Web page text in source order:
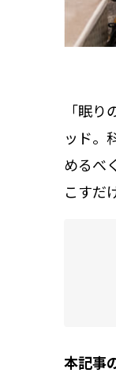
「眠
ッド。
めるべ
こすだ
本記事